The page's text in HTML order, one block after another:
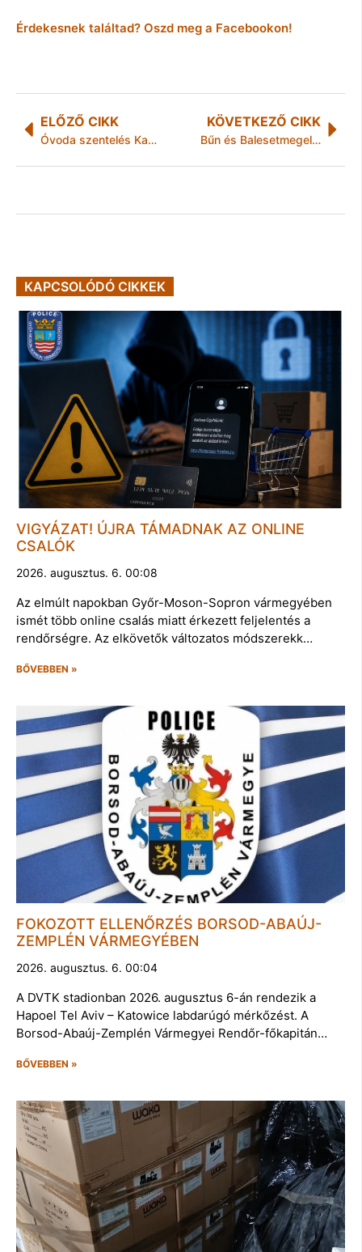
Érdekesnek találtad? Oszd meg a Facebookon!
ELŐZŐ CIKK
Óvoda szentelés Kazincbarcikán
KÖVETKEZŐ CIKK
Bűn és Balesetmegelőzési nap az Encsi Gimnáziumban
KAPCSOLÓDÓ CIKKEK
VIGYÁZAT! ÚJRA TÁMADNAK AZ ONLINE
CSALÓK
2026. augusztus. 6. 00:08
Az elmúlt napokban Győr-Moson-Sopron vármegyében
ismét több online csalás miatt érkezett feljelentés a
rendőrségre. Az elkövetők változatos módszerekk…
BŐVEBBEN »
FOKOZOTT ELLENŐRZÉS BORSOD-ABAÚJ-
ZEMPLÉN VÁRMEGYÉBEN
2026. augusztus. 6. 00:04
A DVTK stadionban 2026. augusztus 6-án rendezik a
Hapoel Tel Aviv – Katowice labdarúgó mérkőzést. A
Borsod-Abaúj-Zemplén Vármegyei Rendőr-főkapitán…
BŐVEBBEN »